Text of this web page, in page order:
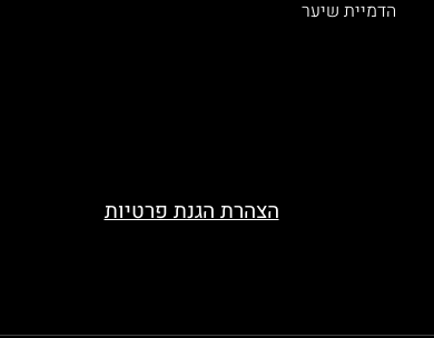
הדמיית שיער
הצהרת הגנת פרטיות